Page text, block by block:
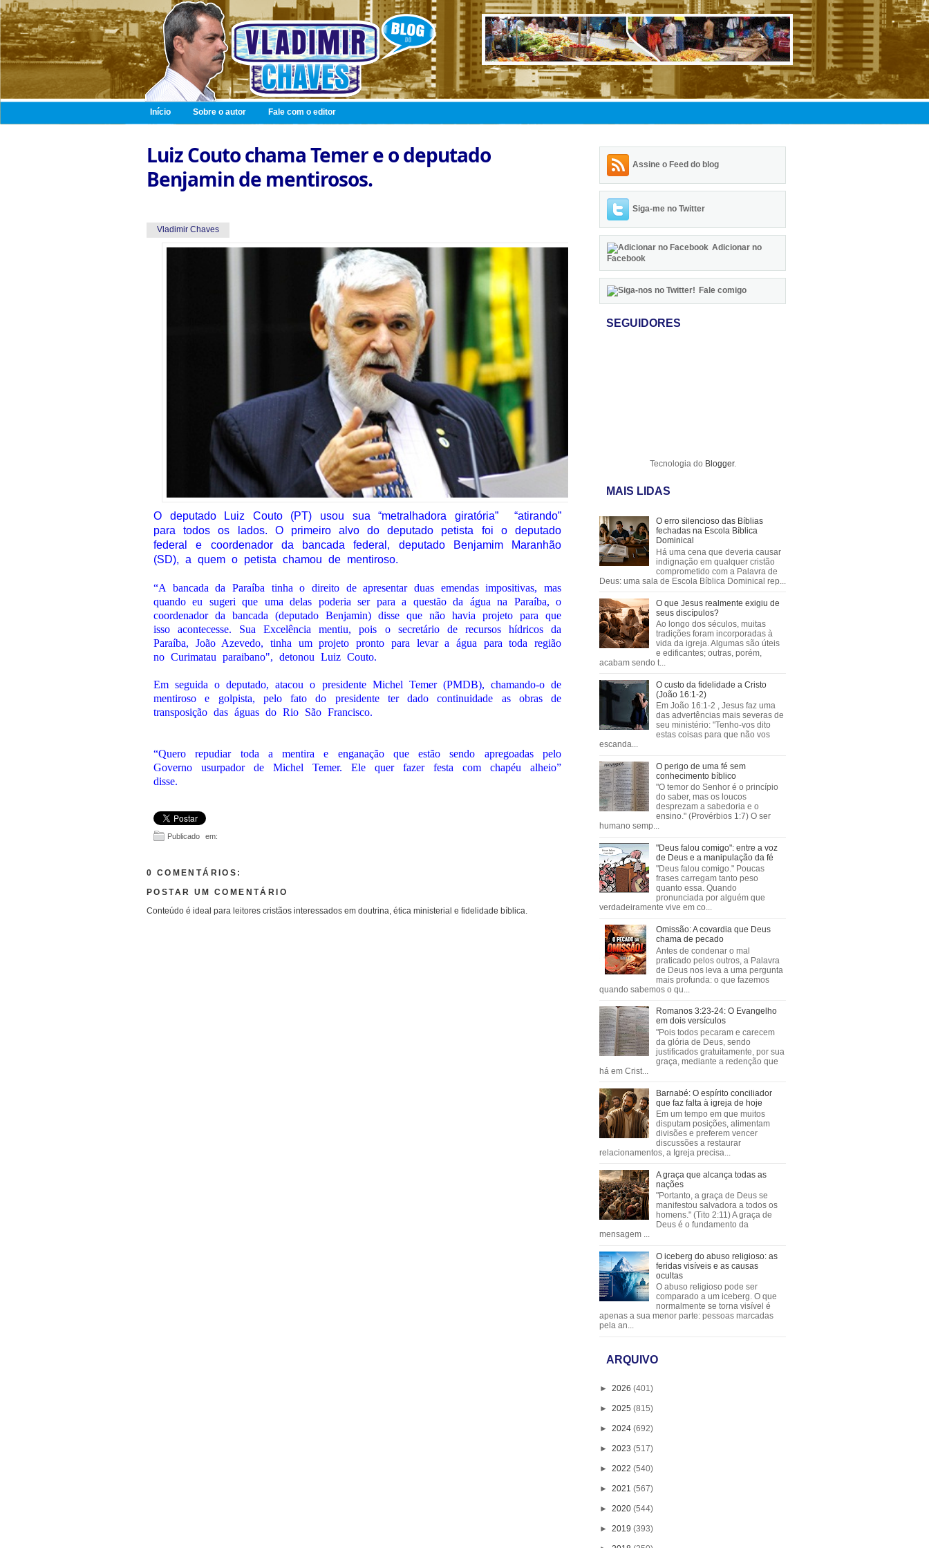
Início Sobre o autor Fale com o editor
Luiz Couto chama Temer e o deputado
Benjamin de mentirosos.
Vladimir Chaves
O deputado Luiz Couto (PT) usou sua “metralhadora giratória”
“atirando”
para todos os lados. O primeiro alvo do deputado petista foi o deputado
federal e coordenador da bancada federal, deputado Benjamim Maranhão
(SD), a quem o petista chamou de mentiroso.
“A bancada da Paraíba tinha o direito de apresentar duas emendas impositivas, mas
quando eu sugeri que uma delas poderia ser para a questão da água na Paraíba, o
coordenador da bancada (deputado Benjamin) disse que não havia projeto para que
isso acontecesse. Sua Excelência mentiu, pois o secretário de recursos hídricos da
Paraíba, João Azevedo, tinha um projeto pronto para levar a água para toda região
no Curimatau paraibano", detonou Luiz Couto.
Em seguida o deputado, atacou o presidente Michel Temer (PMDB), chamando-o de
mentiroso e golpista, pelo fato do presidente ter dado continuidade as obras de
transposição das águas do Rio São Francisco.
“Quero repudiar toda a mentira e enganação que estão sendo apregoadas pelo
Governo usurpador de Michel Temer. Ele quer fazer festa com chapéu alheio”
disse.
Publicado em:
0 COMENTÁRIOS:
POSTAR UM COMENTÁRIO
Conteúdo é ideal para leitores cristãos interessados em doutrina, ética ministerial e fidelidade bíblica.
Assine o Feed do blog
Siga-me no Twitter
Adicionar no
Facebook
Fale comigo
SEGUIDORES
Tecnologia do Blogger.
MAIS LIDAS
O erro silencioso das Bíblias
fechadas na Escola Bíblica
Dominical
Há uma cena que deveria causar
indignação em qualquer cristão
comprometido com a Palavra de
Deus: uma sala de Escola Bíblica Dominical rep...
O que Jesus realmente exigiu de
seus discípulos?
Ao longo dos séculos, muitas
tradições foram incorporadas à
vida da igreja. Algumas são úteis
e edificantes; outras, porém,
acabam sendo t...
O custo da fidelidade a Cristo
(João 16:1-2)
Em João 16:1-2 , Jesus faz uma
das advertências mais severas de
seu ministério: "Tenho-vos dito
estas coisas para que não vos
escanda...
O perigo de uma fé sem
conhecimento bíblico
"O temor do Senhor é o princípio
do saber, mas os loucos
desprezam a sabedoria e o
ensino." (Provérbios 1:7) O ser
humano semp...
"Deus falou comigo": entre a voz
de Deus e a manipulação da fé
"Deus falou comigo." Poucas
frases carregam tanto peso
quanto essa. Quando
pronunciada por alguém que
verdadeiramente vive em co...
Omissão: A covardia que Deus
chama de pecado
Antes de condenar o mal
praticado pelos outros, a Palavra
de Deus nos leva a uma pergunta
mais profunda: o que fazemos
quando sabemos o qu...
Romanos 3:23-24: O Evangelho
em dois versículos
"Pois todos pecaram e carecem
da glória de Deus, sendo
justificados gratuitamente, por sua
graça, mediante a redenção que
há em Crist...
Barnabé: O espírito conciliador
que faz falta à igreja de hoje
Em um tempo em que muitos
disputam posições, alimentam
divisões e preferem vencer
discussões a restaurar
relacionamentos, a Igreja precisa...
A graça que alcança todas as
nações
"Portanto, a graça de Deus se
manifestou salvadora a todos os
homens." (Tito 2:11) A graça de
Deus é o fundamento da
mensagem ...
O iceberg do abuso religioso: as
feridas visíveis e as causas
ocultas
O abuso religioso pode ser
comparado a um iceberg. O que
normalmente se torna visível é
apenas a sua menor parte: pessoas marcadas
pela an...
ARQUIVO
► 2026 (401)
► 2025 (815)
► 2024 (692)
► 2023 (517)
► 2022 (540)
► 2021 (567)
► 2020 (544)
► 2019 (393)